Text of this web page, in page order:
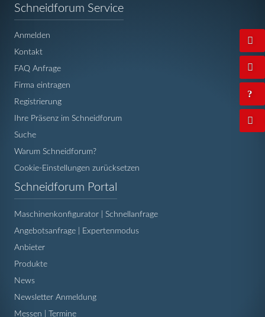
Schneidforum ServiceNavigation
Anmelden
Kontakt
FAQ Anfrage
Firma eintragen
Registrierung
Ihre Präsenz im Schneidforum
Suche
Warum Schneidforum?
Cookie-Einstellungen zurücksetzen
Schneidforum Portal
Maschinenkonfigurator | Schnellanfrage
Angebotsanfrage | Expertenmodus
Anbieter
Produkte
News
Newsletter Anmeldung
Messen | Termine